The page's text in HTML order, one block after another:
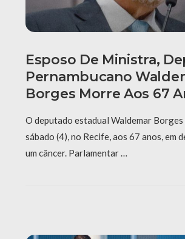
Esposo De Ministra,
Pernambucano
Borges Morre Aos 67
O deputado estadual Waldemar
sábado (4), no Recife, aos 67 anos, em
um câncer. Parlamentar …